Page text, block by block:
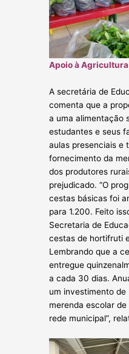
Apoio à
A secretária de
comenta que a
a uma alimentação
estudantes e seus
aulas presenciais e
fornecimento da
dos produtores
prejudicado. “O
cestas básicas foi
para 1.200. Feito
Secretaria de
cestas de hortifruti
Lembrando que a
entregue
a cada 30 dias.
um investimento de
merenda escolar
rede municipal”,